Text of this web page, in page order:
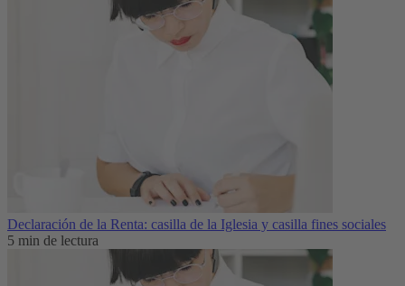
Declaración de la Renta: casilla de la Iglesia y casilla fines sociales
5 min de lectura